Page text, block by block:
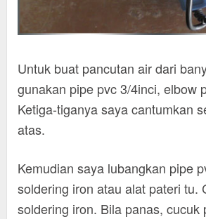
Untuk buat pancutan air dari
gunakan pipe pvc 3/4inci, elbow
Ketiga-tiganya saya cantumkan
atas.
Kemudian saya lubangkan pipe
soldering iron atau alat pateri tu.
soldering iron. Bila panas, cucuk